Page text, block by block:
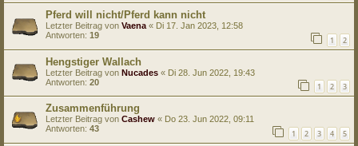
Pferd will nicht/Pferd kann nicht
Letzter Beitrag von Vaena « Di 17. Jan 2023, 12:58
Antworten: 19 1 2
Hengstiger Wallach
Letzter Beitrag von Nucades « Di 28. Jun 2022, 19:43
Antworten: 20 1 2 3
Zusammenführung
Letzter Beitrag von Cashew « Do 23. Jun 2022, 09:11
Antworten: 43 1 2 3 4 5